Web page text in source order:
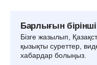
Барлығын
Бізге жазылып,
қызықты суреттер,
хабардар болыңыз.